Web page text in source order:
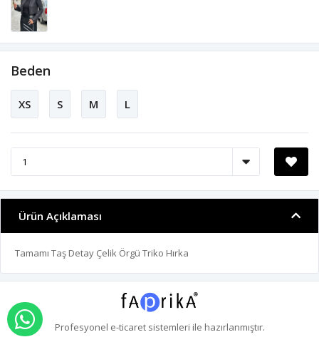
Beden
XS S M L
Ürün Açıklaması
Tamamı Taş Detay Çelik Örgü Triko Hırka
Profesyonel e-ticaretsistemleri ile hazırlanmıştır.